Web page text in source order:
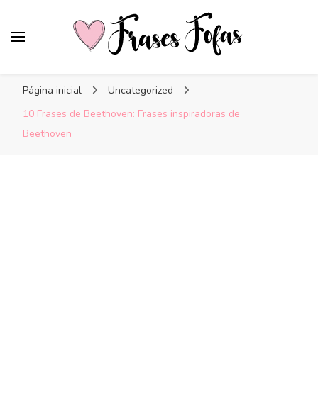
Página inicial
Uncategorized
10 Frases de Beethoven: Frases inspiradoras de
Beethoven